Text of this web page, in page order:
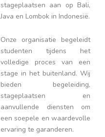
stageplaatsen aan op Bali,
Java en Lombok in Indonesië.
Onze organisatie begeleidt
studenten tijdens het
volledige proces van een
stage in het buitenland. Wij
bieden begeleiding,
stageplaatsen en
aanvullende diensten om
een soepele en waardevolle
ervaring te garanderen.